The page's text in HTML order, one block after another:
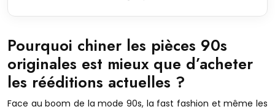
Pourquoi chiner les pièces 90s
originales est mieux que d’acheter
les rééditions actuelles ?
Face au boom de la mode 90s, la fast fashion et même les